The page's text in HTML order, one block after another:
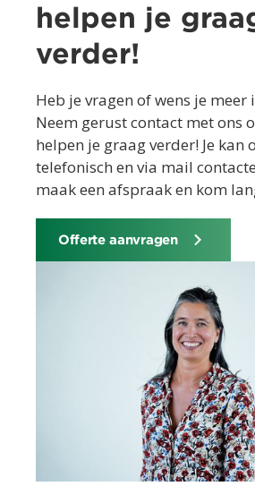
helpen je
verder!
Heb je vragen of wens je meer
Neem gerust contact met ons
helpen je graag verder! Je kan
telefonisch en via mail
maak een afspraak en kom
Offerte aanvragen